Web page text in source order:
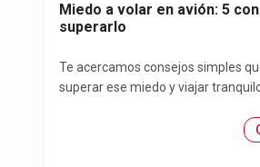
Miedo a volar en avión: 5
superarlo
Te acercamos consejos simples
superar ese miedo y viajar